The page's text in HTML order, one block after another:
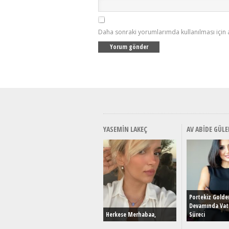
Daha sonraki yorumlarımda kullanılması
YASEMIN LAKEÇ
Herkese Merhabaa,
AV ABIDE
Portekiz
Devamında
Süreci